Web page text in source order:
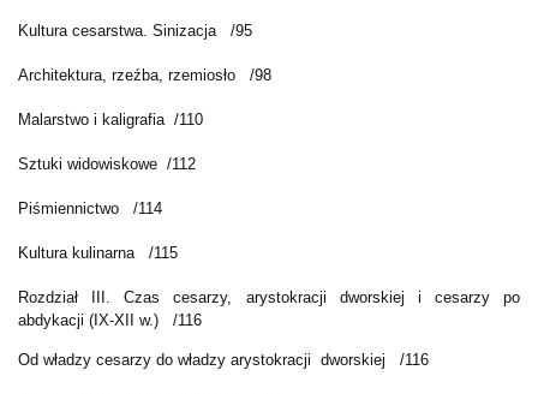
Kultura cesarstwa. Sinizacja /95
Architektura, rzeźba, rzemiosło /98
Malarstwo i kaligrafia /110
Sztuki widowiskowe /112
Piśmiennictwo /114
Kultura kulinarna /115
Rozdział III. Czas cesarzy, arystokracji dworskiej i cesarzy po
abdykacji (IX-XII w.) /116
Od władzy cesarzy do władzy arystokracji dworskiej /116